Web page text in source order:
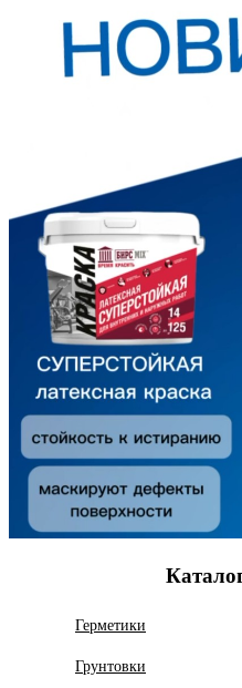
Герметики
Грунтовки